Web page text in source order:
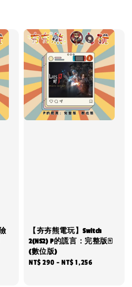
【夯夯熊電玩】Switch
2(NS2) P的謊言：完整版🀄
(數位版)
Regular
NT$ 290 -NT$ 1,256